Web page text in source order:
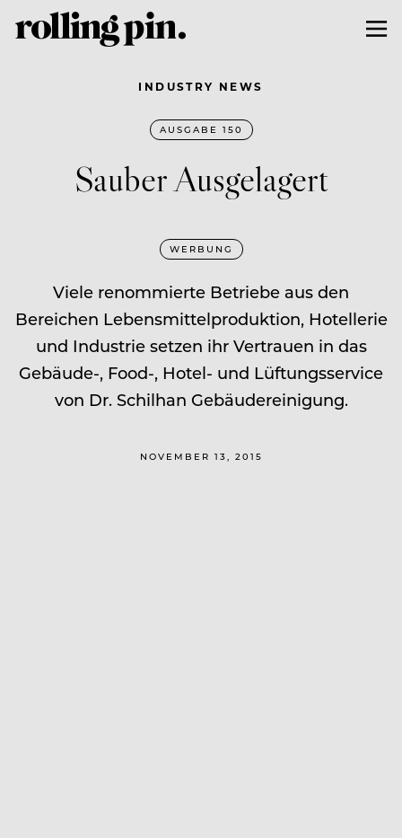
INDUSTRY NEWS
AUSGABE 150
Sauber Ausgelagert
WERBUNG
Viele renommierte Betriebe aus den
Bereichen Lebensmittelproduktion, Hotellerie
und Industrie setzen ihr Vertrauen in das
Gebäude-, Food-, Hotel- und Lüftungsservice
von Dr. Schilhan Gebäudereinigung.
NOVEMBER 13, 2015